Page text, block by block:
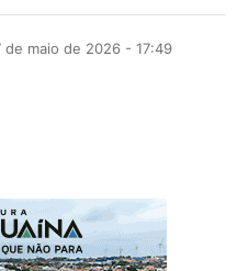
de maio de 2026 - 17:49